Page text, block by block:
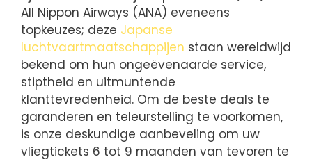
All Nippon Airways (ANA) eveneens
topkeuzes; deze Japanse
luchtvaartmaatschappijen staan wereldwijd
bekend om hun ongeëvenaarde service,
stiptheid en uitmuntende
klanttevredenheid. Om de beste deals te
garanderen en teleurstelling te voorkomen,
is onze deskundige aanbeveling om uw
vliegtickets 6 tot 9 maanden van tevoren te